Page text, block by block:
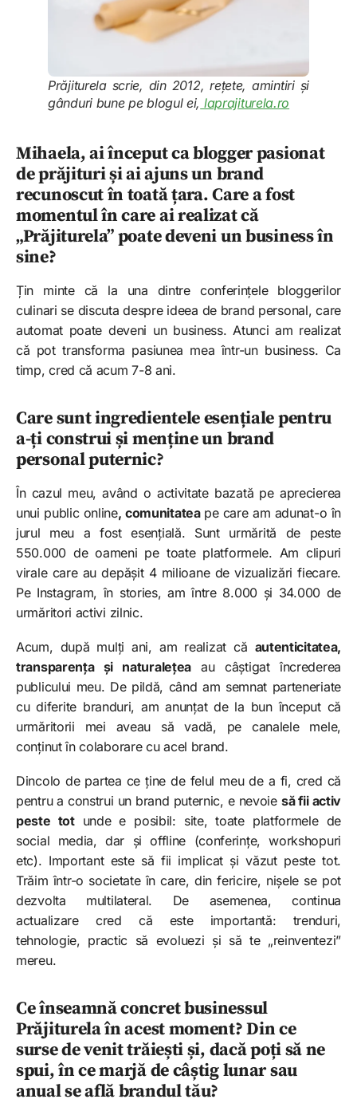
Prăjiturela scrie, din 2012, rețete, amintiri și
gânduri bune pe blogul ei, laprajiturela.ro
Mihaela, ai început ca blogger pasionat
de prăjituri și ai ajuns un brand
recunoscut în toată țara. Care a fost
momentul în care ai realizat că
„Prăjiturela” poate deveni un business în
sine?
Țin minte că la una dintre conferințele bloggerilor
culinari se discuta despre ideea de brand personal, care
automat poate deveni un business. Atunci am realizat
că pot transforma pasiunea mea într-un business. Ca
timp, cred că acum 7-8 ani.
Care sunt ingredientele esențiale pentru
a-ți construi și menține un brand
personal puternic?
În cazul meu, având o activitate bazată pe aprecierea
unui public online, comunitatea pe care am adunat-o în
jurul meu a fost esențială. Sunt urmărită de peste
550.000 de oameni pe toate platformele. Am clipuri
virale care au depășit 4 milioane de vizualizări fiecare.
Pe Instagram, în stories, am între 8.000 și 34.000 de
urmăritori activi zilnic.
Acum, după mulți ani, am realizat că autenticitatea,
transparența și naturalețea au câștigat încrederea
publicului meu. De pildă, când am semnat parteneriate
cu diferite branduri, am anunțat de la bun început că
urmăritorii mei aveau să vadă, pe canalele mele,
conținut în colaborare cu acel brand.
Dincolo de partea ce ține de felul meu de a fi, cred că
pentru a construi un brand puternic, e nevoie să fii activ
peste totunde e posibil: site, toate platformele de
social media, dar și offline (conferințe, workshopuri
etc). Important este să fii implicat și văzut peste tot.
Trăim într-o societate în care, din fericire, nișele se pot
dezvolta multilateral. De asemenea, continua
actualizare cred că este importantă: trenduri,
tehnologie, practic să evoluezi și să te „reinventezi”
mereu.
Ce înseamnă concret businessul
Prăjiturela în acest moment? Din ce
surse de venit trăiești și, dacă poți să ne
spui, în ce marjă de câștig lunar sau
anual se află brandul tău?